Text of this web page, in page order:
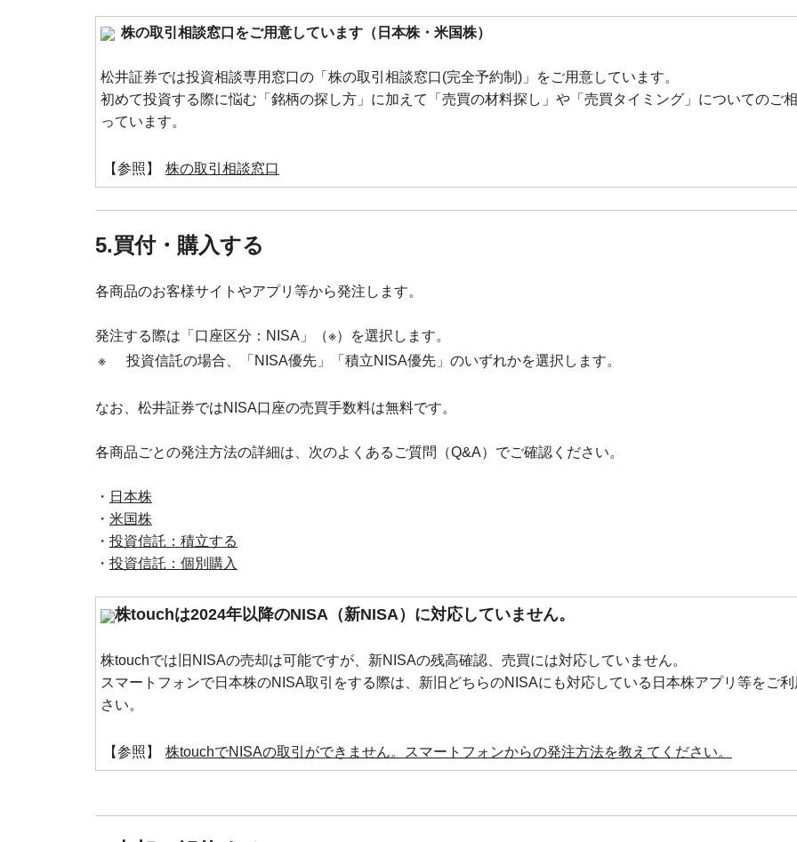
株の取引相談窓口をご用意しています（日本株・米国株）
松井証券では投資相談専用窓口の「株の取引相談窓口(完全予約制)」をご用意しています。
初めて投資する際に悩む「銘柄の探し方」に加えて「売買の材料探し」や「売買タイミング」についてのご
っています。
【参照】 株の取引相談窓口
5.買付・購入する
各商品のお客様サイトやアプリ等から発注します。
発注する際は「口座区分：NISA」（※）を選択します。
※
投資信託の場合、「NISA優先」「積立NISA優先」のいずれかを選択します。
なお、松井証券ではNISA口座の売買手数料は無料です。
各商品ごとの発注方法の詳細は、次のよくあるご質問（Q&A）でご確認ください。
・ 日本株
・ 米国株
・ 投資信託：積立する
・ 投資信託：個別購入
株touchは2024年以降のNISA（新NISA）に対応していません。
株touchでは旧NISAの売却は可能ですが、新NISAの残高確認、売買には対応していません。
スマートフォンで日本株のNISA取引をする際は、新旧どちらのNISAにも対応している日本株アプリ等をご
さい。
【参照】 株touchでNISAの取引ができません。スマートフォンからの発注方法を教えてください。